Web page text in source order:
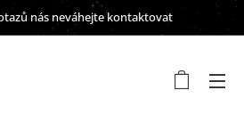
nás neváhejte kontaktovat